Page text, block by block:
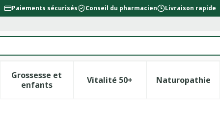
Paiements sécurisés Conseil du pharmacien Livraison rapide
catégorie Beauté, soins et hygiène
sous-menu pour la catégorie Régime, alimentation &
Grossesse et
enfants
Afficher le sous-menu pour la catégorie
Vitalité 50+Afficher le sous-menu pour
Naturopathie
Afficher